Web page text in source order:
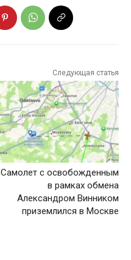
Следующая статья
Самолет с освобожденным
в рамках обмена
Александром Винником
приземлился в Москве